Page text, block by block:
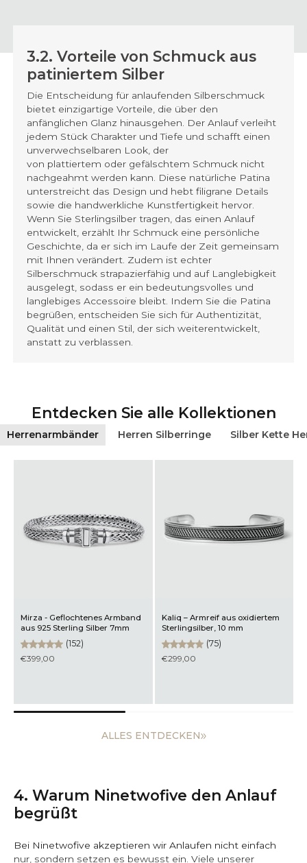
3.2. Vorteile von Schmuck aus
patiniertem Silber
Die Entscheidung für anlaufenden Silberschmuck
bietet einzigartige Vorteile, die über den
anfänglichen Glanz hinausgehen. Der Anlauf verleiht
jedem Stück Charakter und Tiefe und schafft einen
unverwechselbaren Look, der
von plattiertem oder gefälschtem Schmuck nicht
nachgeahmt werden kann. Diese natürliche Patina
unterstreicht das Design und hebt filigrane Details
sowie die handwerkliche Kunstfertigkeit hervor.
Wenn Sie Sterlingsilber tragen, das einen Anlauf
entwickelt, erzählt Ihr Schmuck eine persönliche
Geschichte, da er sich im Laufe der Zeit gemeinsam
mit Ihnen verändert. Zudem ist echter
Silberschmuck strapazierfähig und auf Langlebigkeit
ausgelegt, sodass er ein bedeutungsvolles und
langlebiges Accessoire bleibt. Indem Sie die Patina
begrüßen, entscheiden Sie sich für Authentizität,
Qualität und einen Stil, der sich weiterentwickelt,
anstatt zu verblassen.
Entdecken Sie alle Kollektionen
Herrenarmbänder Herren Silberringe Silber Kette
Adam - Geflochtenes Armband
aus Sterling Silber 5mm
€329,00
Noor - Armreif aus gebürstetem
mattem Silber 5mm
€249,00
ALLES ENTDECKEN
4. Warum Ninetwofive den Anlauf
begrüßt
Bei Ninetwofive akzeptieren wir Anlaufen nicht einfach
nur, sondern setzen es bewusst ein. Viele unserer